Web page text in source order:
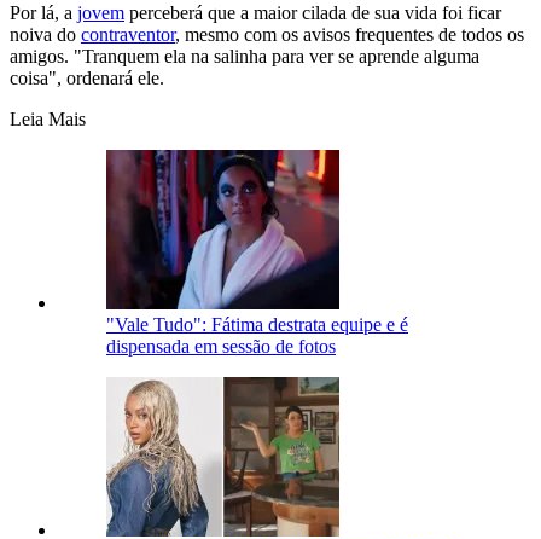
Por lá, a jovem perceberá que a maior cilada de sua vida foi ficar
noiva do contraventor, mesmo com os avisos frequentes de todos os
amigos. "Tranquem ela na salinha para ver se aprende alguma
coisa", ordenará ele.
Leia Mais
"Vale Tudo": Fátima destrata equipe e é
dispensada em sessão de fotos